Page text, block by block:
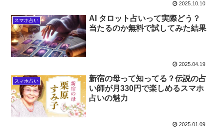
2025.10.10
スマホ占い
AI タロット占いって実際どう？
当たるのか無料で試してみた結果
2025.04.19
スマホ占い
新宿の母って知ってる？伝説の占
い師が月330円で楽しめるスマホ
占いの魅力
2025.01.09